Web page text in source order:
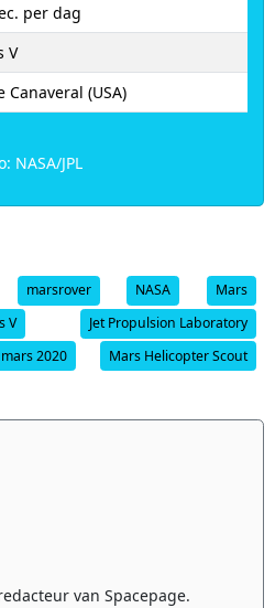
per dag
V
Canaveral (USA)
NASA/JPL
marsrover NASA
Mars
V
Jet Propulsion Laboratory
mars 2020
Mars Helicopter Scout
van Spacepage.